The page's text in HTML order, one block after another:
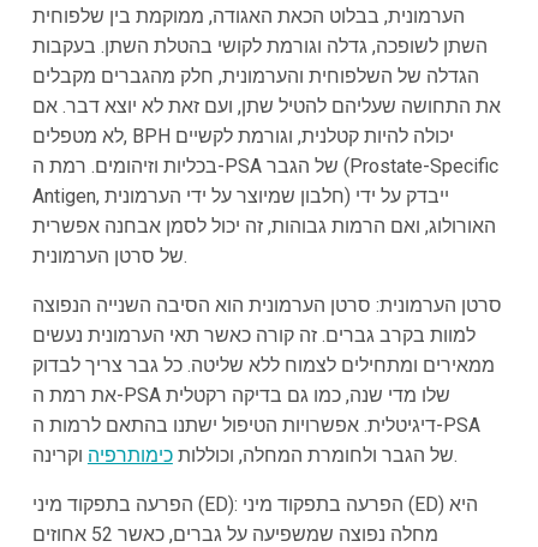
הערמונית, בבלוט הכאת האגודה, ממוקמת בין שלפוחית
השתן לשופכה, גדלה וגורמת לקושי בהטלת השתן. בעקבות
הגדלה של השלפוחית והערמונית, חלק מהגברים מקבלים
את התחושה שעליהם להטיל שתן, ועם זאת לא יוצא דבר. אם
לא מטפלים, BPH יכולה להיות קטלנית, וגורמת לקשיים
בכליות וזיהומים. רמת ה-PSA של הגבר (Prostate-Specific
Antigen, חלבון שמיוצר על ידי הערמונית) ייבדק על ידי
האורולוג, ואם הרמות גבוהות, זה יכול לסמן אבחנה אפשרית
של סרטן הערמונית.
סרטן הערמונית: סרטן הערמונית הוא הסיבה השנייה הנפוצה
למוות בקרב גברים. זה קורה כאשר תאי הערמונית נעשים
ממאירים ומתחילים לצמוח ללא שליטה. כל גבר צריך לבדוק
את רמת ה-PSA שלו מדי שנה, כמו גם בדיקה רקטלית
דיגיטלית. אפשרויות הטיפול ישתנו בהתאם לרמות ה-PSA
של הגבר ולחומרת המחלה, וכוללותכימותרפיה וקרינה.
הפרעה בתפקוד מיני (ED): הפרעה בתפקוד מיני (ED) היא
מחלה נפוצה שמשפיעה על גברים, כאשר 52 אחוזים